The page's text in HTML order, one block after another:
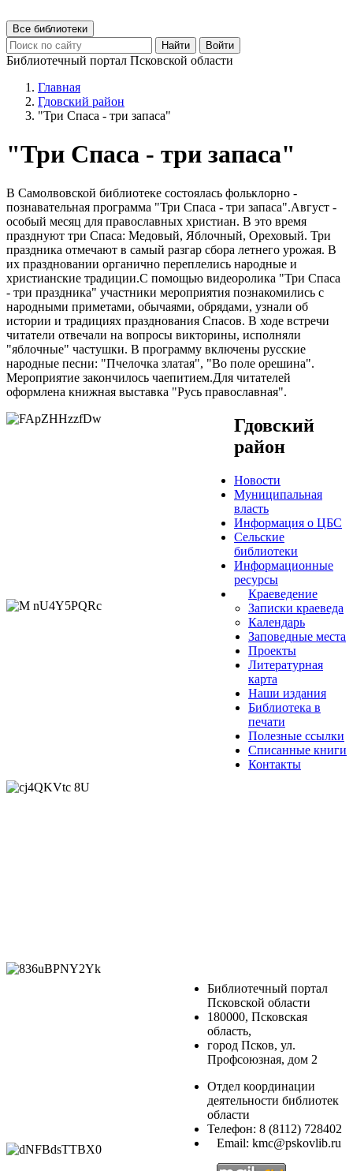
Все библиотеки
Найти
Войти
Библиотечный портал Псковской области
Главная
Гдовский район
"Три Спаса - три запаса"
"Три Спаса - три запаса"
В Самолвовской библиотеке состоялась фольклорно -
познавательная программа "Три Спаса - три запаса".Август -
особый месяц для православных христиан. В это время
празднуют три Спаса: Медовый, Яблочный, Ореховый. Три
праздника отмечают в самый разгар сбора летнего урожая. В
их праздновании органично переплелись народные и
христианские традиции.С помощью видеоролика "Три Спаса
- три праздника" участники мероприятия познакомились с
народными приметами, обычаями, обрядами, узнали об
истории и традициях празднования Спасов. В ходе встречи
читатели отвечали на вопросы викторины, исполняли
"яблочные" частушки. В программу включены русские
народные песни: "Пчелочка златая", "Во поле орешина".
Мероприятие закончилось чаепитием.Для читателей
оформлена книжная выставка "Русь православная".
Гдовский
район
Новости
Муниципальная
власть
Информация о ЦБС
Сельские
библиотеки
Информационные
ресурсы
Краеведение
Записки краеведа
Календарь
Заповедные места
Проекты
Литературная
карта
Наши издания
Библиотека в
печати
Полезные ссылки
Списанные книги
Контакты
Библиотечный портал
Псковской области
180000, Псковская
область,
город Псков, ул.
Профсоюзная, дом 2
Отдел координации
деятельности библиотек
области
Телефон: 8 (8112) 728402
Email: kmc@pskovlib.ru